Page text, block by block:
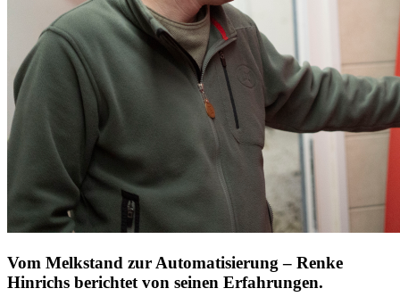
Vom Melkstand zur Automatisierung – Renke
Hinrichs berichtet von seinen Erfahrungen.